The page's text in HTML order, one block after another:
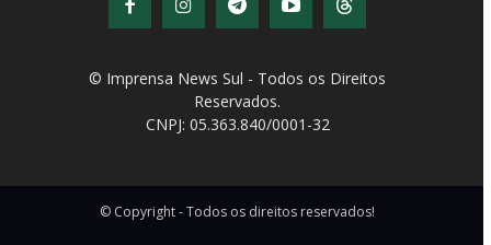
© Copyright - Todos os direitos reservados!